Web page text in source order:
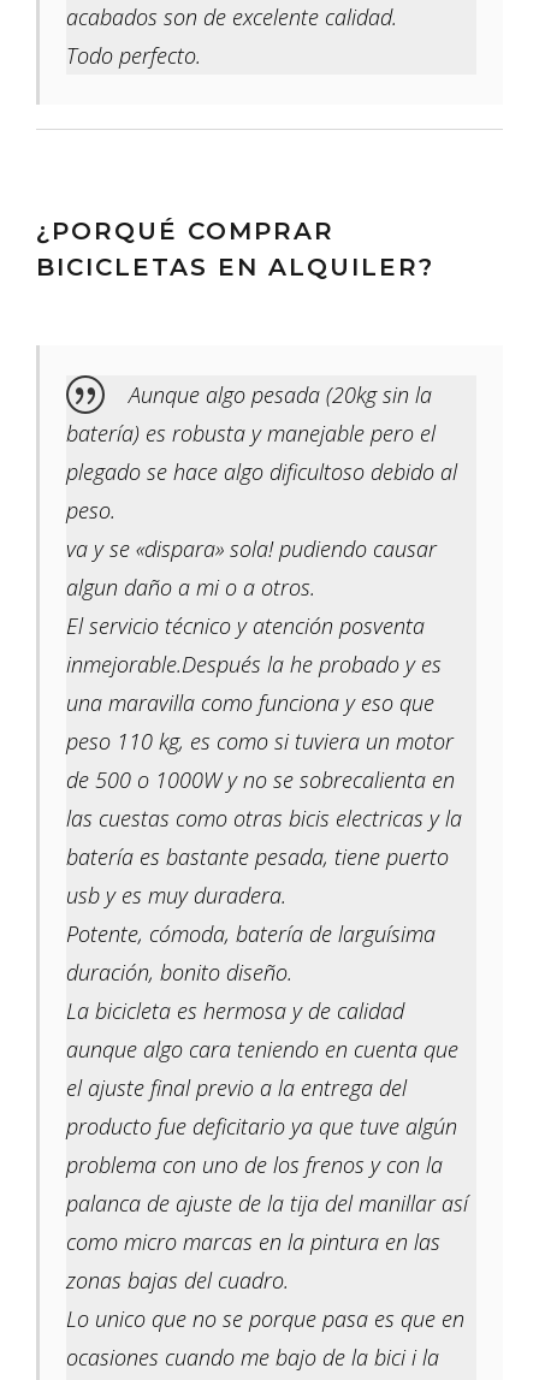
acabados son de excelente calidad.
Todo perfecto.
¿PORQUÉ COMPRAR
BICICLETAS EN ALQUILER?
Aunque algo pesada (20kg sin la
batería) es robusta y manejable pero el
plegado se hace algo dificultoso debido al
peso.
va y se «dispara» sola! pudiendo causar
algun daño a mi o a otros.
El servicio técnico y atención posventa
inmejorable.Después la he probado y es
una maravilla como funciona y eso que
peso 110 kg, es como si tuviera un motor
de 500 o 1000W y no se sobrecalienta en
las cuestas como otras bicis electricas y la
batería es bastante pesada, tiene puerto
usb y es muy duradera.
Potente, cómoda, batería de larguísima
duración, bonito diseño.
La bicicleta es hermosa y de calidad
aunque algo cara teniendo en cuenta que
el ajuste final previo a la entrega del
producto fue deficitario ya que tuve algún
problema con uno de los frenos y con la
palanca de ajuste de la tija del manillar así
como micro marcas en la pintura en las
zonas bajas del cuadro.
Lo unico que no se porque pasa es que en
ocasiones cuando me bajo de la bici i la